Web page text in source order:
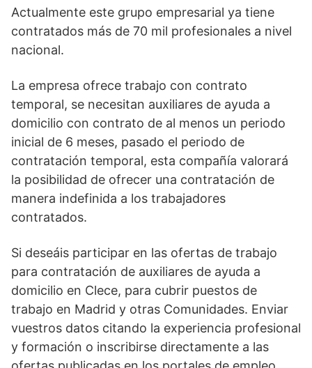
Actualmente este grupo empresarial ya tiene
contratados más de 70 mil profesionales a nivel
nacional.
La empresa ofrece trabajo con contrato
temporal, se necesitan auxiliares de ayuda a
domicilio con contrato de al menos un periodo
inicial de 6 meses, pasado el periodo de
contratación temporal, esta compañía valorará
la posibilidad de ofrecer una contratación de
manera indefinida a los trabajadores
contratados.
Si deseáis participar en las ofertas de trabajo
para contratación de auxiliares de ayuda a
domicilio en Clece, para cubrir puestos de
trabajo en Madrid y otras Comunidades. Enviar
vuestros datos citando la experiencia profesional
y formación o inscribirse directamente a las